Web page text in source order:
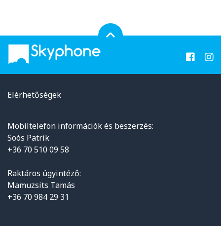
Elérhetőségek
Mobiltelefon információk és beszerzés:
Soós Patrik
+36 70 510 09 58
Raktáros ügyintéző:
Mamuzsits Tamás
+36 70 984 29 31